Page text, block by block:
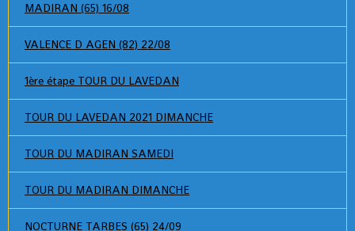
MADIRAN (65) 16/08
VALENCE D AGEN (82) 22/08
1ère étape TOUR DU LAVEDAN
TOUR DU LAVEDAN 2021 DIMANCHE
TOUR DU MADIRAN SAMEDI
TOUR DU MADIRAN DIMANCHE
NOCTURNE TARBES (65) 24/09